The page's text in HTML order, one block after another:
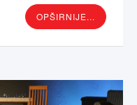
OPŠIRNIJE...